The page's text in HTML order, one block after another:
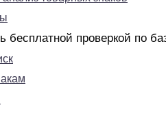
бесплатной проверкой по